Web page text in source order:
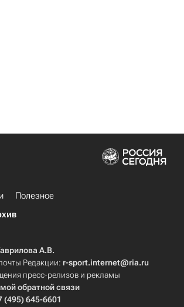
Полезное
А.В.
Редакции: r-sport.internet@ria.ru
пресс-релизов и рекламы
обратной связи
(495) 645-6601